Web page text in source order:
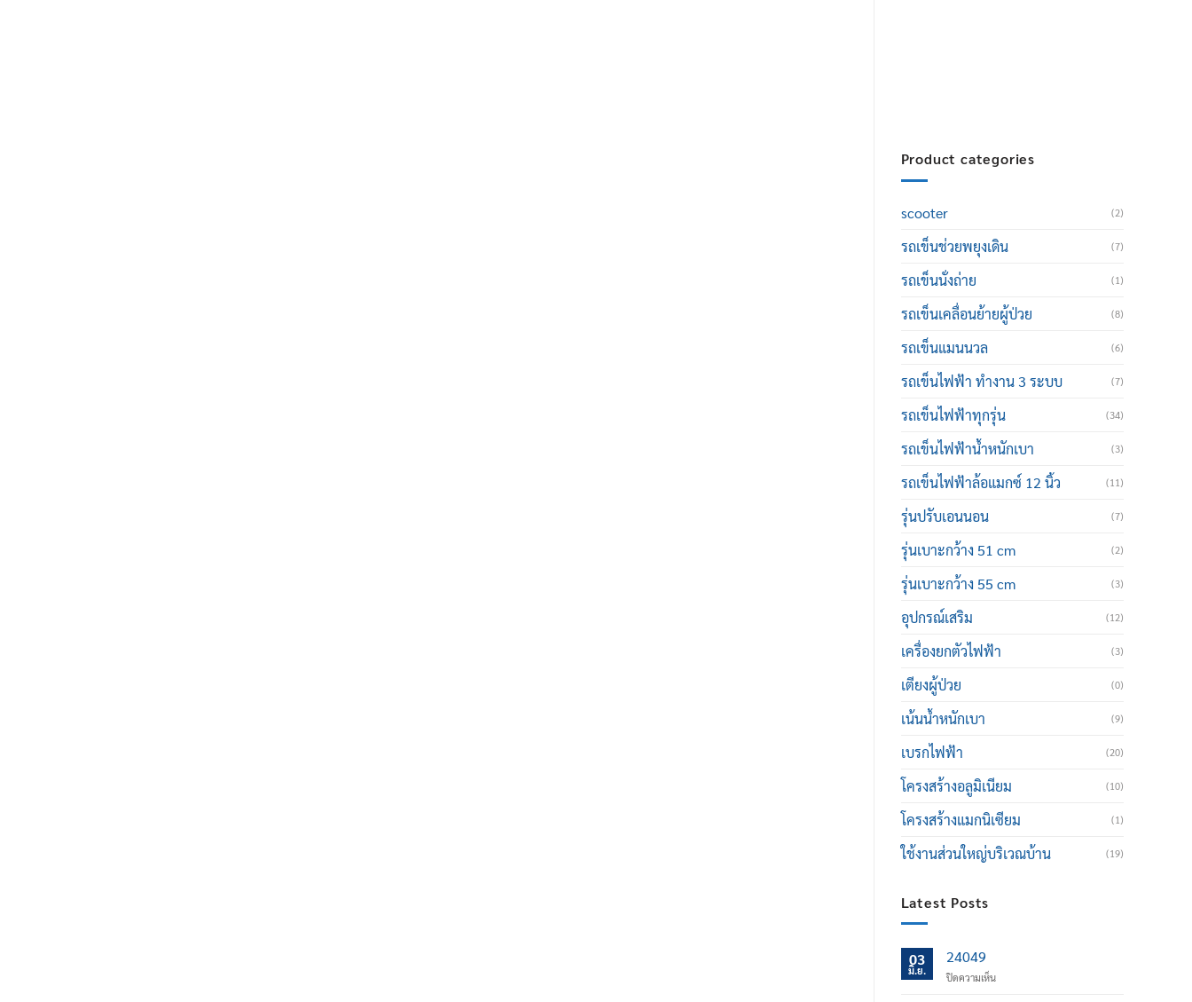
Product categories
scooter (2)
รถเข็นช่วยพยุงเดิน (7)
รถเข็นนั่งถ่าย (1)
รถเข็นเคลื่อนย้ายผู้ป่วย (8)
รถเข็นแมนนวล (6)
รถเข็นไฟฟ้า ทำงาน 3 ระบบ (7)
รถเข็นไฟฟ้าทุกรุ่น (34)
รถเข็นไฟฟ้าน้ำหนักเบา (3)
รถเข็นไฟฟ้าล้อแมกซ์ 12 นิ้ว (11)
รุ่นปรับเอนนอน (7)
รุ่นเบาะกว้าง 51 cm (2)
รุ่นเบาะกว้าง 55 cm (3)
อุปกรณ์เสริม (12)
เครื่องยกตัวไฟฟ้า (3)
เตียงผู้ป่วย (0)
เน้นน้ำหนักเบา (9)
เบรกไฟฟ้า (20)
โครงสร้างอลูมิเนียม (10)
โครงสร้างแมกนิเซียม (1)
ใช้งานส่วนใหญ่บริเวณบ้าน (19)
Latest Posts
03
มิ.ย.
24049
ปิดความเห็นบน